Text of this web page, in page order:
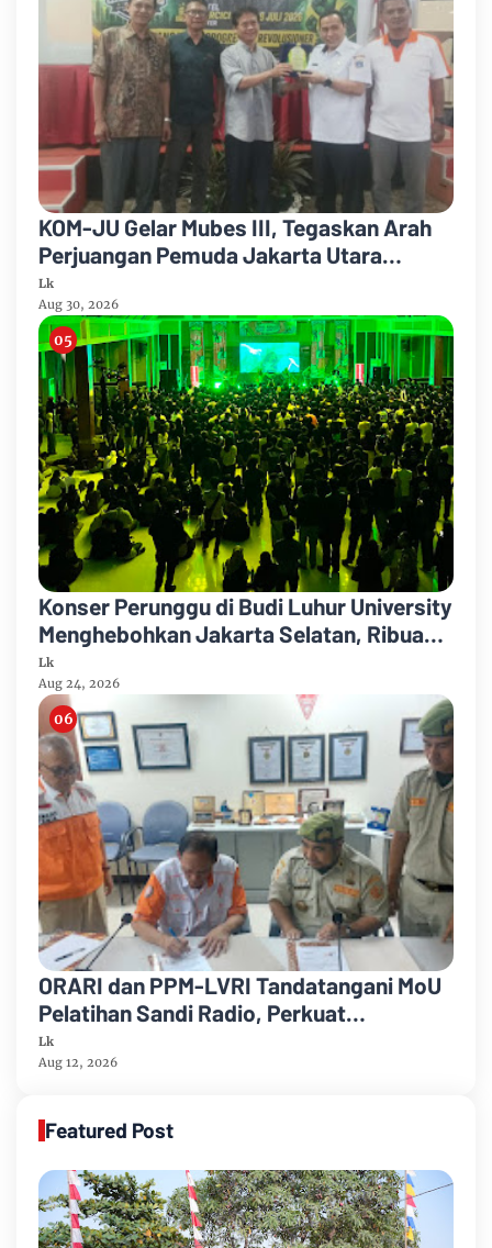
KOM-JU Gelar Mubes III, Tegaskan Arah
Perjuangan Pemuda Jakarta Utara
Berbasis Pancasila
Lk
Aug 30, 2026
Konser Perunggu di Budi Luhur University
Menghebohkan Jakarta Selatan, Ribuan
Penonton Larut dalam Euforia!
Lk
Aug 24, 2026
ORARI dan PPM-LVRI Tandatangani MoU
Pelatihan Sandi Radio, Perkuat
Komunikasi dan Bela Negara
Lk
Aug 12, 2026
Featured Post